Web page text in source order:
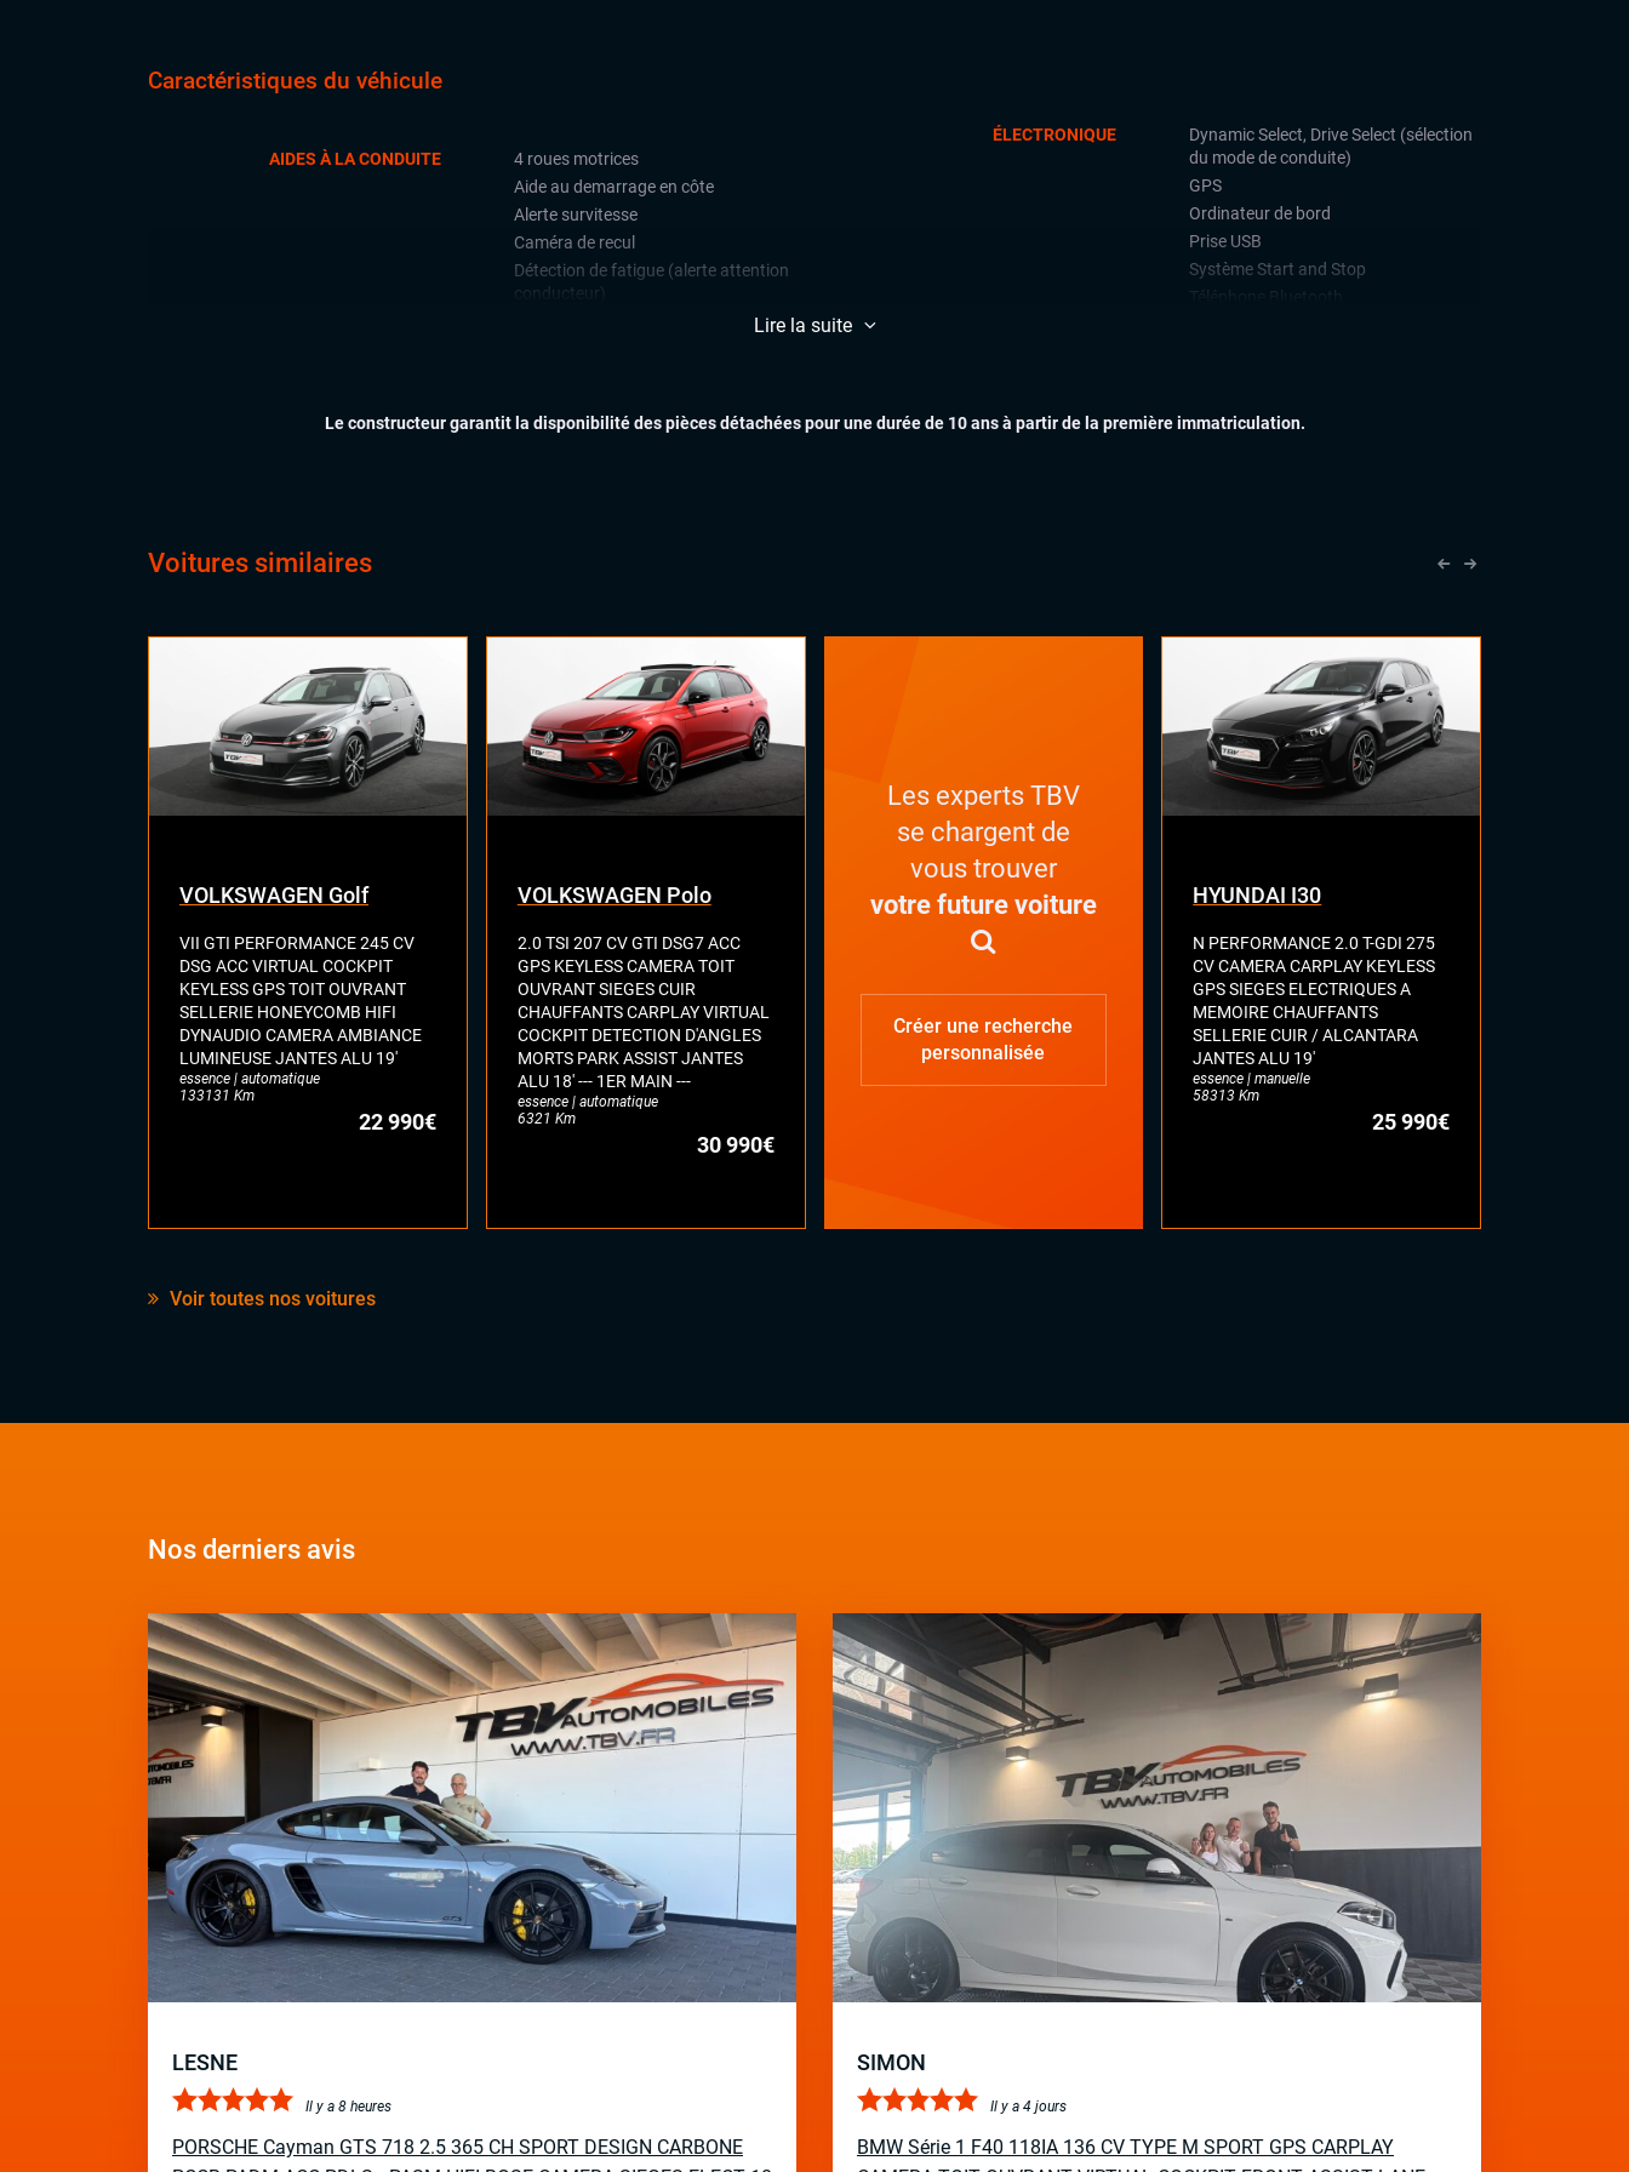
Caractéristiques du véhicule
AIDES À LA CONDUITE
4 roues motrices
Aide au demarrage en côte
Alerte survitesse
Caméra de recul
Détection de fatigue (alerte attention
conducteur)
Radars de stationnement avant et
CONFORT
Climatisation automatique multizones
ÉLECTRONIQUE
Dynamic Select, Drive Select (sélection
du mode de conduite)
GPS
Ordinateur de bord
Prise USB
Système Start and Stop
Téléphone Bluetooth
Jantes alu
Volant sport
Lire la suite
Le constructeur garantit la disponibilité des pièces détachées pour une durée de 10 ans à partir de la première immatriculation.
Voitures similaires
VOLKSWAGEN Golf
VII GTI PERFORMANCE 245 CV
DSG ACC VIRTUAL COCKPIT
KEYLESS GPS TOIT OUVRANT
SELLERIE HONEYCOMB HIFI
DYNAUDIO CAMERA AMBIANCE
LUMINEUSE JANTES ALU 19'
essence | automatique
133131 Km
22 990€
VOLKSWAGEN Polo
2.0 TSI 207 CV GTI DSG7 ACC
GPS KEYLESS CAMERA TOIT
OUVRANT SIEGES CUIR
CHAUFFANTS CARPLAY VIRTUAL
COCKPIT DETECTION D'ANGLES
MORTS PARK ASSIST JANTES
ALU 18' --- 1ER MAIN ---
essence | automatique
6321 Km
30 990€
Les experts TBV
se chargent de
vous trouver
votre future voiture
Créer une recherche
personnalisée
HYUNDAI I30
N PERFORMANCE 2.0 T-GDI 275
CV CAMERA CARPLAY KEYLESS
GPS SIEGES ELECTRIQUES A
MEMOIRE CHAUFFANTS
SELLERIE CUIR / ALCANTARA
JANTES ALU 19'
essence | manuelle
58313 Km
25 990€
Voir toutes nos voitures
Nos derniers avis
LESNE
Il y a 8 heures
PORSCHE Cayman GTS 718 2.5 365 CH SPORT DESIGN CARBONE
SIMON
Il y a 4 jours
BMW Série 1 F40 118IA 136 CV TYPE M SPORT GPS CARPLAY